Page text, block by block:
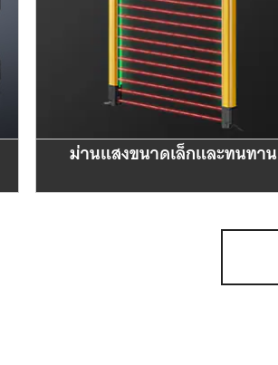
ม่านแสงขนาดเล็กและทนทาน